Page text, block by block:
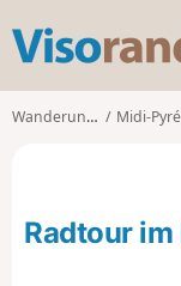
Wanderungen Midi-Pyrénées
Radtour